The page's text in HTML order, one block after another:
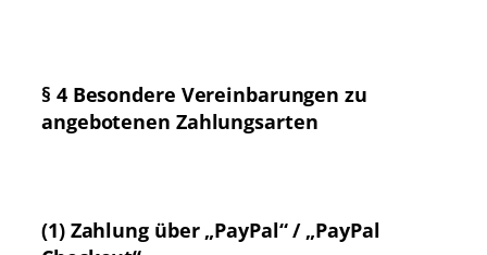
§ 4 Besondere Vereinbarungen zu
angebotenen Zahlungsarten
(1) Zahlung über „PayPal“ / „PayPal